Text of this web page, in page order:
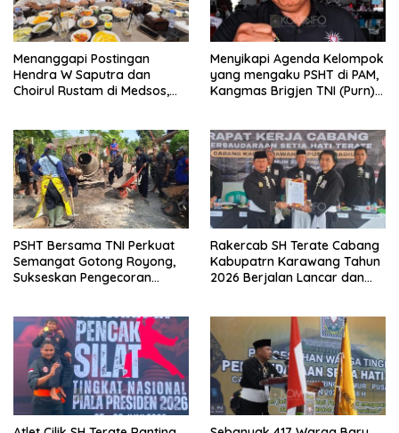
Menanggapi Postingan
Hendra W Saputra dan
Choirul Rustam di Medsos,
Menyikapi Agenda Kelompok
yang mengaku PSHT di PAM,
Kangmas Brigjen TNI (Purn)
PSHT Bersama TNI Perkuat
Semangat Gotong Royong,
Sukseskan Pengecoran
Rakercab SH Terate Cabang
Kabupatrn Karawang Tahun
2026 Berjalan Lancar dan